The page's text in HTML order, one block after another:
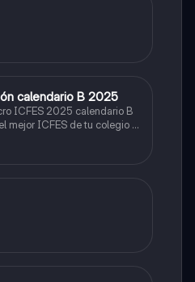
calendario B 2025
ICFES 2025 calendario B
mejor ICFES de tu colegio y
y estudiar aquella